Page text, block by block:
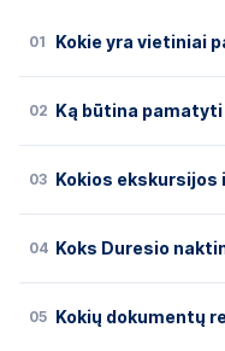
01 Kokie yra vietiniai
02 Ką būtina
03 Kokios
04 Koks Duresio
05 Kokių dokumentų